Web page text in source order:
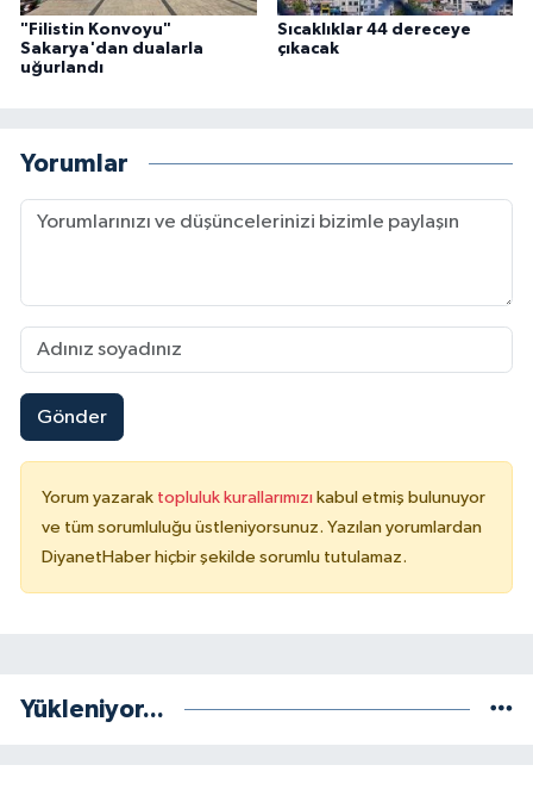
"Filistin Konvoyu"
Sakarya'dan dualarla
uğurlandı
Sıcaklıklar 44 dereceye
çıkacak
Yorumlar
Gönder
Yorum yazarak topluluk kurallarımızı kabul etmiş bulunuyor
ve tüm sorumluluğu üstleniyorsunuz. Yazılan yorumlardan
DiyanetHaber hiçbir şekilde sorumlu tutulamaz.
Yükleniyor...
Karaman Müftülüğü
Kastamonu Müftülüğü
Kayseri Müftülüğü
Kırıkkale Müftülüğü
Kırklareli Müftülüğü
Kırşehir Müftülüğü
Kocaeli Müftülüğü
Malatya Müftülüğü